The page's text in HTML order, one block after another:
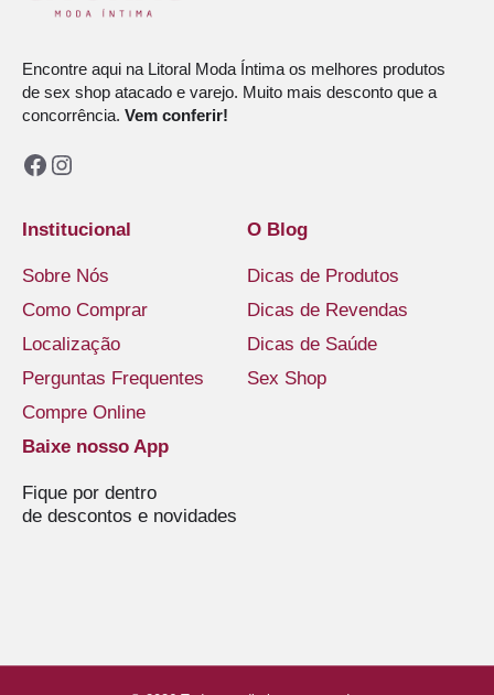
Encontre aqui na Litoral Moda Íntima os melhores produtos
de sex shop atacado e varejo. Muito mais desconto que a
concorrência. Vem conferir!
Facebook
Instagram
Institucional
Sobre Nós
Como Comprar
Localização
Perguntas Frequentes
Compre Online
O Blog
Dicas de Produtos
Dicas de Revendas
Dicas de Saúde
Sex Shop
Baixe nosso App
Fique por dentro
de descontos e novidades